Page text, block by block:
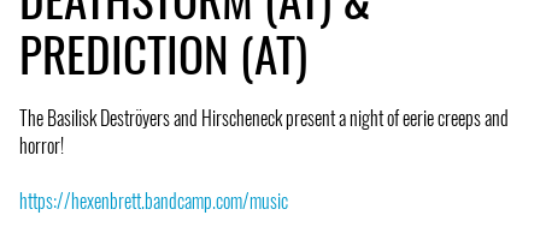
PREDICTION (AT)
The Basilisk Deströyers and Hirscheneck present a night of eerie creeps and
horror!
https://hexenbrett.bandcamp.com/music